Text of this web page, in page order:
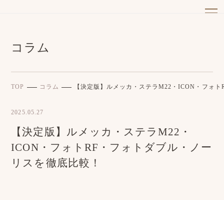
コラム
TOP コラム 【決定版】ルメッカ・ステラM22・ICON・フォ
2025.05.27
【決定版】ルメッカ・ステラM22・
ICON・フォトRF・フォトダブル・ノー
リスを徹底比較！